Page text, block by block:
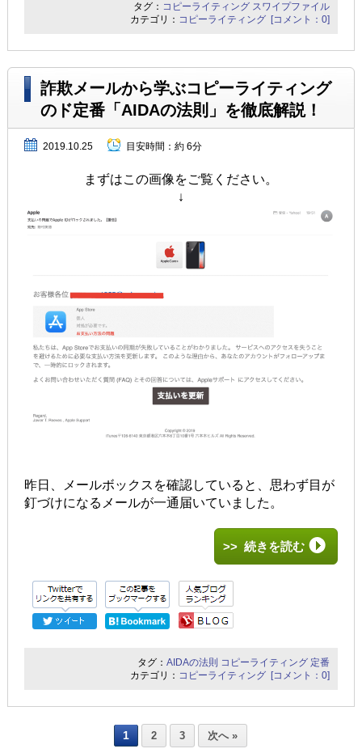
タグ： コピーライティング スワイプファイル
カテゴリ： コピーライティング [コメント：0]
詐欺メールから学ぶコピーライティング
のド定番「AIDAの法則」を徹底解説！
2019.10.25 目安時間： 約 6分
まずはこの画像をご覧ください。
↓
昨日、メールボックスを確認していると、思わず目が
釘づけになるメールが一通届いていました。
>> 続きを読む
タグ：AIDAの法則 コピーライティング 定番
カテゴリ： コピーライティング [コメント：0]
1 2 3 次へ »